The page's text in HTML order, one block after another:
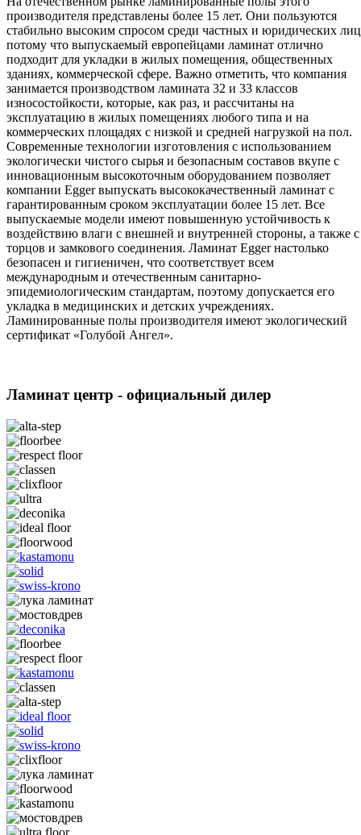
производителя представлены более 15 лет. Они пользуются
стабильно высоким спросом среди частных и юридических
потому что выпускаемый европейцами ламинат отлично
подходит для укладки в жилых помещения, общественных
зданиях, коммерческой сфере. Важно отметить, что компания
занимается производством ламината 32 и 33 классов
износостойкости, которые, как раз, и рассчитаны на
эксплуатацию в жилых помещениях любого типа и на
коммерческих площадях с низкой и средней нагрузкой на пол.
Современные технологии изготовления с использованием
экологически чистого сырья и безопасным составов вкупе с
инновационным высокоточным оборудованием позволяет
компании Egger выпускать высококачественный ламинат с
гарантированным сроком эксплуатации более 15 лет. Все
выпускаемые модели имеют повышенную устойчивость к
воздействию влаги с внешней и внутренней стороны, а также с
торцов и замкового соединения. Ламинат Egger настолько
безопасен и гигиеничен, что соответствует всем
международным и отечественным санитарно-
эпидемиологическим стандартам, поэтому допускается его
укладка в медицинских и детских учреждениях.
Ламинированные полы производителя имеют экологический
сертификат «Голубой Ангел».
Ламинат центр - официальный дилер